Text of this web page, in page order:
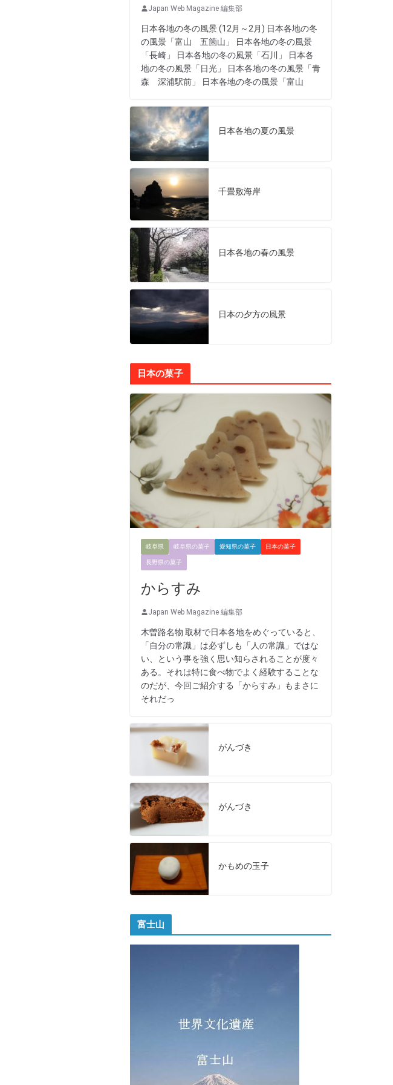
Japan Web Magazine 編集部
日本各地の冬の風景 (12月～2月) 日本各地の冬
の風景「富山 五箇山」 日本各地の冬の風景
「長崎」 日本各地の冬の風景「石川」 日本各
地の冬の風景「日光」 日本各地の冬の風景「青
森 深浦駅前」 日本各地の冬の風景「富山
日本各地の夏の風景
千畳敷海岸
日本各地の春の風景
日本の夕方の風景
日本の菓子
岐阜県 岐阜県の菓子 愛知県の菓子 日本の菓子
長野県の菓子
からすみ
Japan Web Magazine 編集部
木曽路名物 取材で日本各地をめぐっていると、
「自分の常識」は必ずしも「人の常識」ではな
い、という事を強く思い知らされることが度々
ある。それは特に食べ物でよく経験することな
のだが、今回ご紹介する「からすみ」もまさに
それだっ
がんづき
がんづき
かもめの玉子
富士山